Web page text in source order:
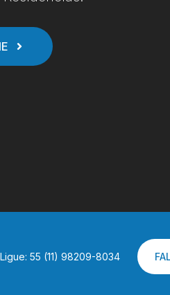
Ligue: 55 (11) 98209-8034